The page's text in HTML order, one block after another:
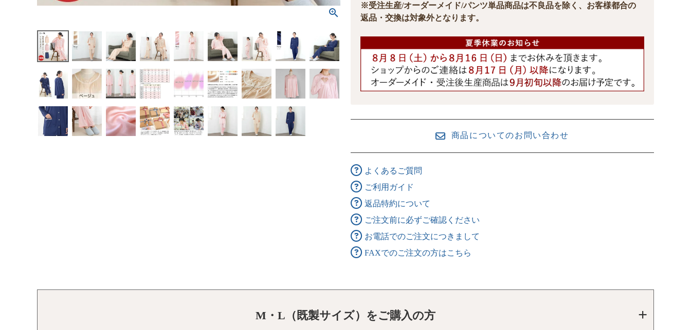
※受注生産/オーダーメイド/パンツ単品商品は不良品を除く、お客様都合の
返品・交換は対象外となります。
商品についてのお問い合わせ
よくあるご質問
ご利用ガイド
返品特約について
ご注文前に必ずご確認ください
お電話でのご注文につきまして
FAXでのご注文の方はこちら
M・L（既製サイズ）をご購入の方